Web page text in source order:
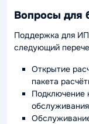
Вопросы для
Поддержка для
следующий
Открытие
пакета
Подключение